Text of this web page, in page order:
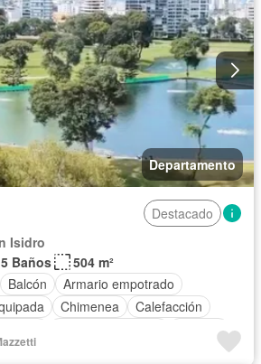
Departamento
Destacado
Isidro
5 Baños
504 m²
Balcón
Armario empotrado
Chimenea
Calefacción
Terraza